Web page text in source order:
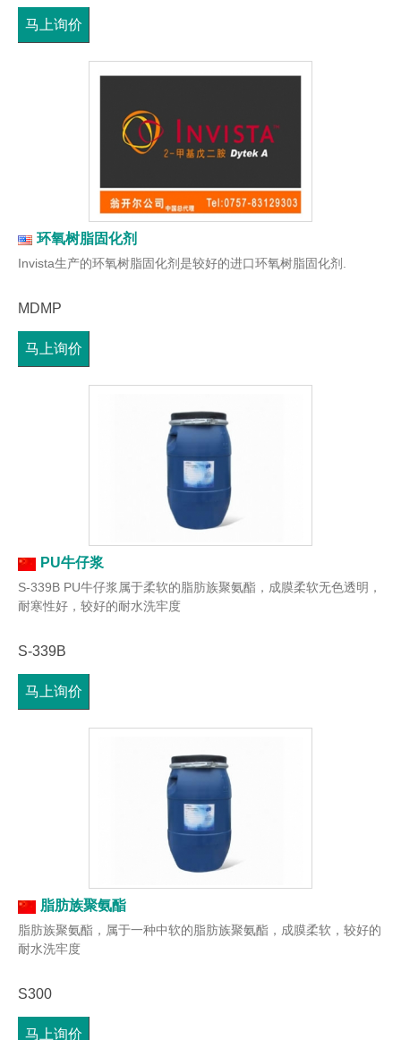
马上询价
环氧树脂固化剂
Invista生产的环氧树脂固化剂是较好的进口环氧树脂固化剂.
MDMP
马上询价
PU牛仔浆
S-339B PU牛仔浆属于柔软的脂肪族聚氨酯，成膜柔软无色透明，
耐寒性好，较好的耐水洗牢度
S-339B
马上询价
脂肪族聚氨酯
脂肪族聚氨酯，属于一种中软的脂肪族聚氨酯，成膜柔软，较好的
耐水洗牢度
S300
马上询价